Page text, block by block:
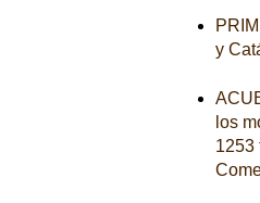
y
los
1253